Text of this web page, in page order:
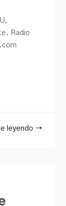
Radio
leyendo →